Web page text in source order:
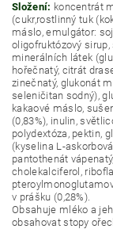
Složení: koncentrát
(cukr,rostlinný tuk
máslo, emulgátor:
oligofruktózový
minerálních látek
hořečnatý, citrát
zinečnatý, glukonát
seleničitan sodný),
kakaové máslo,
(0,83%), inulin,
polydextóza, pektin,
(kyselina L-
pantothenát
cholekalciferol,
v prášku (0,28%).
Obsahuje mléko a
obsahovat stopy